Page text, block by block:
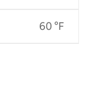
60 °F